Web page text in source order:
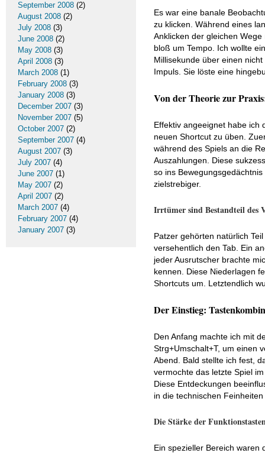
Es war eine banale
zu klicken. Während eines
Anklicken der gleichen
bloß um Tempo. Ich wollte
Millisekunde über einen
Impuls. Sie löste eine
Von der Theorie zur
Effektiv angeeignet habe ich
neuen Shortcut zu üben.
während des Spiels an die
Auszahlungen. Diese
so ins
zielstrebiger.
Irrtümer sind Bestandteil des
Patzer gehörten natürlich
versehentlich den Tab. Ein
jeder Ausrutscher brachte
kennen. Diese Niederlagen
Shortcuts um. Letztendlich
Der Einstieg:
Den Anfang machte ich mit
Strg+Umschalt+T, um einen
Abend. Bald stellte ich fest,
vermochte das letzte Spiel
Diese Entdeckungen
in die technischen
Die Stärke der
Ein spezieller Bereich waren
September 2008 (2)
August 2008 (2)
July 2008 (3)
June 2008 (2)
May 2008 (3)
April 2008 (3)
March 2008 (1)
February 2008 (3)
January 2008 (3)
December 2007 (3)
November 2007 (5)
October 2007 (2)
September 2007 (4)
August 2007 (3)
July 2007 (4)
June 2007 (1)
May 2007 (2)
April 2007 (2)
March 2007 (4)
February 2007 (4)
January 2007 (3)